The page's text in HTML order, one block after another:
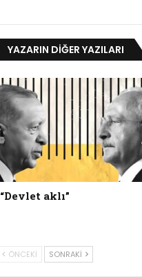
YAZARIN DIĞER YAZILARI
“Devlet aklı”
ÖNCEKI SONRAKI